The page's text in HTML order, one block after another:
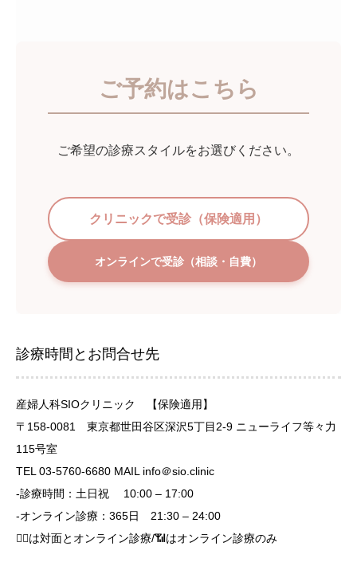
ご予約はこちら
ご希望の診療スタイルをお選びください。
クリニックで受診（保険適用）
オンラインで受診（相談・自費）
診療時間とお問合せ先
産婦人科SIOクリニック 【保険適用】
〒158-0081 東京都世田谷区深沢5丁目2-9 ニューライフ等々力
115号室
TEL 03-5760-6680 MAIL info＠sio.clinic
-診療時間：土日祝 10:00 – 17:00
-オンライン診療：365日 21:30 – 24:00
👩‍⚕️は対面とオンライン診療/📶はオンライン診療のみ